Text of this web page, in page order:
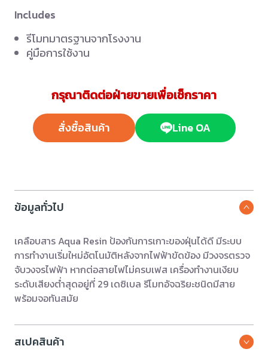
Includes
รีโมทมาตรฐานจากโรงงาน
คู่มือการใช้งาน
กรุณาติดต่อฝ่ายขายเพื่อเช็กราคา
สั่งซื้อสินค้า Line OA
ข้อมูลทั่วไป
เคลือบสาร Aqua Resin ป้องกันการเกาะของฝุ่นได้ดี มีระบบ
การทำงานเริ่มใหม่อัตโนมัติหลังจากไฟฟ้าขัดข้อง มีวงจรตรวจ
จับวงจรไฟฟ้า หากต่อสายไฟไม่ครบเฟส เครื่องทำงานเงียบ
ระดับเสียงต่ำสุดอยู่ที่ 29 เดซิเบล รีโมทอัจฉริยะชนิดมีสาย
พร้อมจอทันสมัย
สเปคสินค้า